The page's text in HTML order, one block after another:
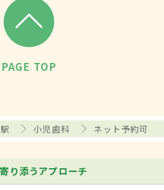
PAGE TOP
小児歯科 ネット予約可
り添うアプローチ